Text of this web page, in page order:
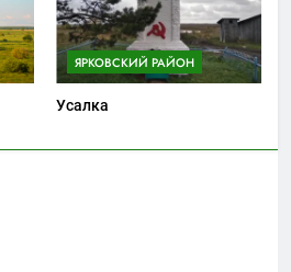
ЯРКОВСКИЙ РАЙОН
Усалка